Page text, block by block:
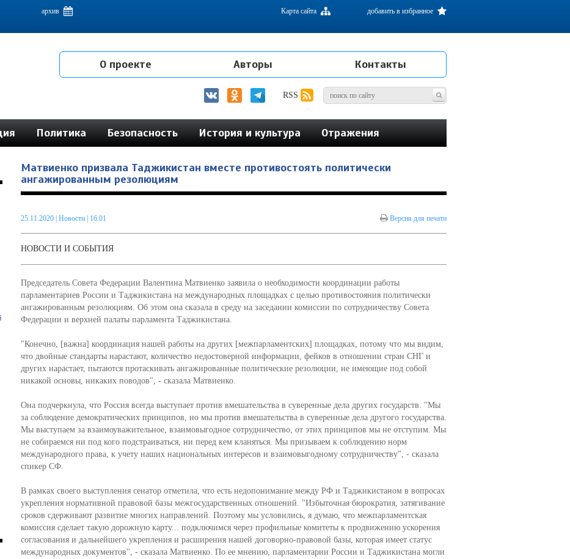
интеграции на постсоветском пространстве
архив добавить в избранное
Карта сайта
О проекте Авторы Контакты
RSS
Политика Безопасность История и культура Отражения
Матвиенко призвала Таджикистан вместе противостоять политически
ангажированным резолюциям
25.11.2020| Новости | 16.01 Версия для печати
НОВОСТИ И СОБЫТИЯ
Председатель Совета Федерации Валентина Матвиенко заявила о необходимости координации работы
парламентариев России и Таджикистана на международных площадках с целью противостояния политически
ангажированным резолюциям. Об этом она сказала в среду на заседании комиссии по сотрудничеству Совета
Федерации и верхней палаты парламента Таджикистана.
"Конечно, [важна] координация нашей работы на других [межпарламентских] площадках, потому что мы видим,
что двойные стандарты нарастают, количество недостоверной информации, фейков в отношении стран СНГ и
других нарастает, пытаются протаскивать ангажированные политические резолюции, не имеющие под собой
никакой основы, никаких поводов", - сказала Матвиенко.
Она подчеркнула, что Россия всегда выступает против вмешательства в суверенные дела других государств. "Мы
за соблюдение демократических принципов, но мы против вмешательства в суверенные дела другого государства.
Мы выступаем за взаимоуважительное, взаимовыгодное сотрудничество, от этих принципов мы не отступим. Мы
не собираемся ни под кого подстраиваться, ни перед кем кланяться. Мы призываем к соблюдению норм
международного права, к учету наших национальных интересов и взаимовыгодному сотрудничеству", - сказала
спикер СФ.
В рамках своего выступления сенатор отметила, что есть недопонимание между РФ и Таджикистаном в вопросах
укрепления нормативной правовой базы межгосударственных отношений. "Избыточная бюрократия, затягивание
сроков сдерживают развитие многих направлений. Поэтому мы условились, я думаю, что межпарламентская
комиссия сделает такую дорожную карту... подключимся через профильные комитеты к продвижению ускорения
согласования и дальнейшего укрепления и расширения нашей договорно-правовой базы, которая имеет статус
международных документов", - сказала Матвиенко. По ее мнению, парламентарии России и Таджикистана могли